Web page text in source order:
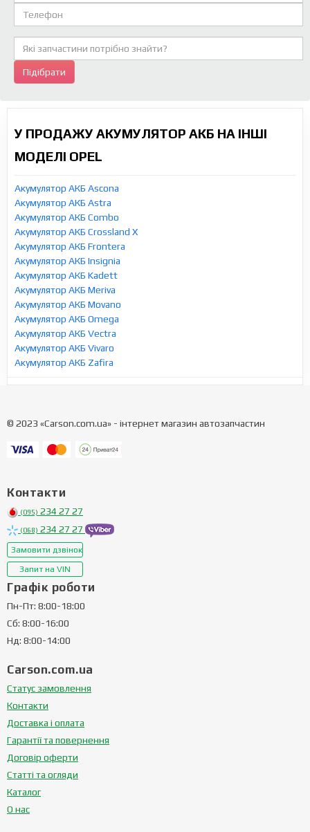
Підібрати
У ПРОДАЖУ АКУМУЛЯТОР АКБ НА ІНШІ
МОДЕЛІ OPEL
Акумулятор АКБ Ascona
Акумулятор АКБ Astra
Акумулятор АКБ Combo
Акумулятор АКБ Crossland X
Акумулятор АКБ Frontera
Акумулятор АКБ Insignia
Акумулятор АКБ Kadett
Акумулятор АКБ Meriva
Акумулятор АКБ Movano
Акумулятор АКБ Omega
Акумулятор АКБ Vectra
Акумулятор АКБ Vivaro
Акумулятор АКБ Zafira
© 2023 «Carson.com.ua» - інтернет магазин автозапчастин
Контакти
(095) 234 27 27
(068) 234 27 27
Замовити дзвінок
Запит на VIN
Графік роботи
Пн-Пт: 8:00-18:00
Сб: 8:00-16:00
Нд: 8:00-14:00
Carson.com.ua
Статус замовлення
Контакти
Доставка і оплата
Гарантії та повернення
Договір оферти
Статті та огляди
Каталог
О нас